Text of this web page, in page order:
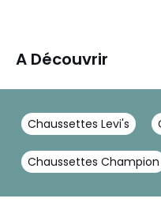
A Découvrir
Chaussettes Levi's
Chaussettes Champion